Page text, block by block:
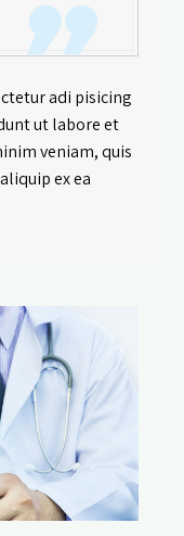
adi pisicing
ut labore et
veniam, quis
ex ea